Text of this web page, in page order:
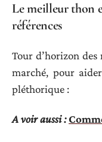
Le meilleur thon
références
Tour d’horizon
marché, pour
pléthorique :
A voir aussi :